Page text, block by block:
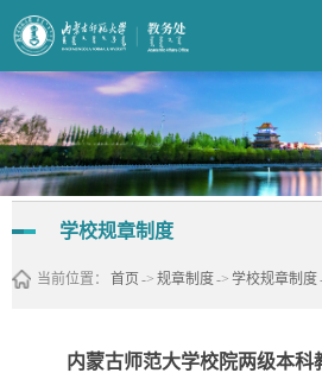
学校规章制度
当前位置： 首页 -> 规章制度-> 学校规章制度
内蒙古师范大学校院两级本科